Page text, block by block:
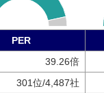
PER
39.26倍
301位/4,487社